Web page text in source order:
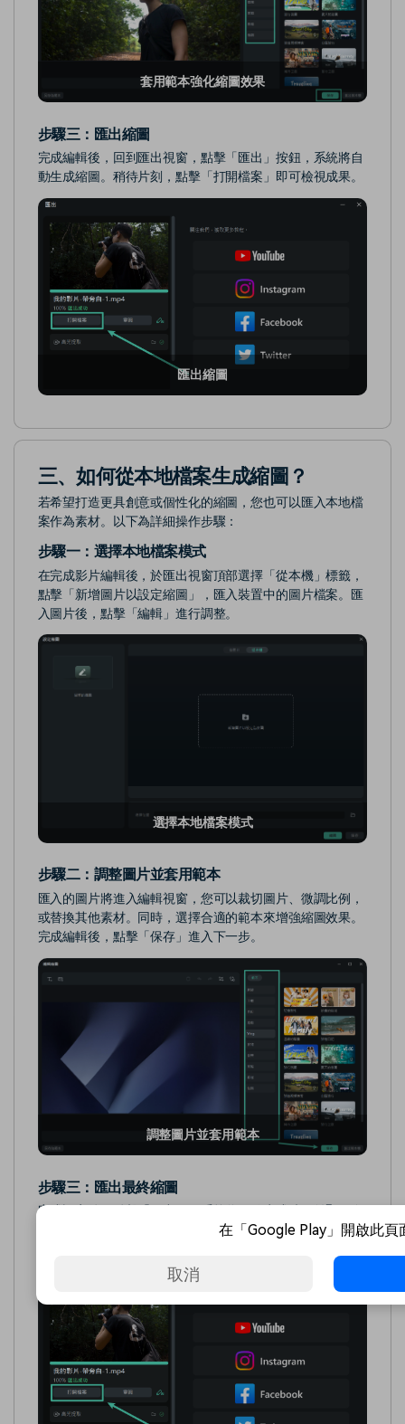
套用範本強化縮圖效果
步驟三： 匯出縮圖
完成編輯後，回到匯出視窗，點擊「匯出」按鈕，系統將自
動生成縮圖。稍待片刻，點擊「打開檔案」即可檢視成果。
匯出縮圖
三、如何從本地檔案生成縮圖？
若希望打造更具創意或個性化的縮圖，您也可以匯入本地檔
案作為素材。以下為詳細操作步驟：
步驟一： 選擇本地檔案模式
在完成影片編輯後，於匯出視窗頂部選擇「從本機」標籤，
點擊「新增圖片以設定縮圖」，匯入裝置中的圖片檔案。匯
入圖片後，點擊「編輯」進行調整。
選擇本地檔案模式
步驟二： 調整圖片並套用範本
匯入的圖片將進入編輯視窗，您可以裁切圖片、微調比例，
或替換其他素材。同時，選擇合適的範本來增強縮圖效果。
完成編輯後，點擊「保存」進入下一步。
調整圖片並套用範本
步驟三： 匯出最終縮圖
完成設定後，點擊「匯出」，系統將開始生成縮圖並顯示進
度條。完成後，點擊「打開檔案」即可快速檢視生成的縮
在「Google Play」開啟此頁
取消